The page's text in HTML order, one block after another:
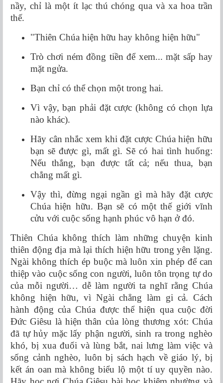
nầy, chỉ là một ít lạc thú chóng qua và xa hoa trần
thế.
"Thiên Chúa hiện hữu hay không hiện hữu"
Trò chơi ném đồng tiền để xem... mặt sấp hay
mặt ngửa.
Bạn chỉ có thể chọn một trong hai.
Vì vậy, bạn phải đặt cược (không có chọn lựa
nào khác).
Hãy cân nhắc xem khi đặt cược Chúa hiện hữu
bạn sẽ được gì, mất gì. Sẽ có hai tình huống:
Nếu thắng, bạn được tất cả; nếu thua, bạn
chẳng mất gì.
Vậy thì, đừng ngại ngần gì mà hãy đặt cược
Chúa hiện hữu. Bạn sẽ có một thế giới vĩnh
cửu với cuộc sống hạnh phúc vô hạn ở đó.
Thiên Chúa không thích làm những chuyện kinh
thiên động địa mà lại thích hiện hữu trong yên lặng.
Ngài không thích ép buộc mà luôn xin phép để can
thiệp vào cuộc sống con người, luôn tôn trọng tự do
của mỗi người… dễ làm người ta nghĩ rằng Chúa
không hiện hữu, vì Ngài chẳng làm gi cả. Cách
hành động của Chúa được thể hiện qua cuộc đời
Đức Giêsu là hiện thân của lòng thương xót: Chúa
đã tự hủy mặc lấy phận người, sinh ra trong nghèo
khó, bị xua đuổi và lùng bắt, nai lưng làm việc và
sống cảnh nghèo, luôn bị sách hạch về giáo lý, bị
kết án oan mà không biểu lộ một tí uy quyền nào.